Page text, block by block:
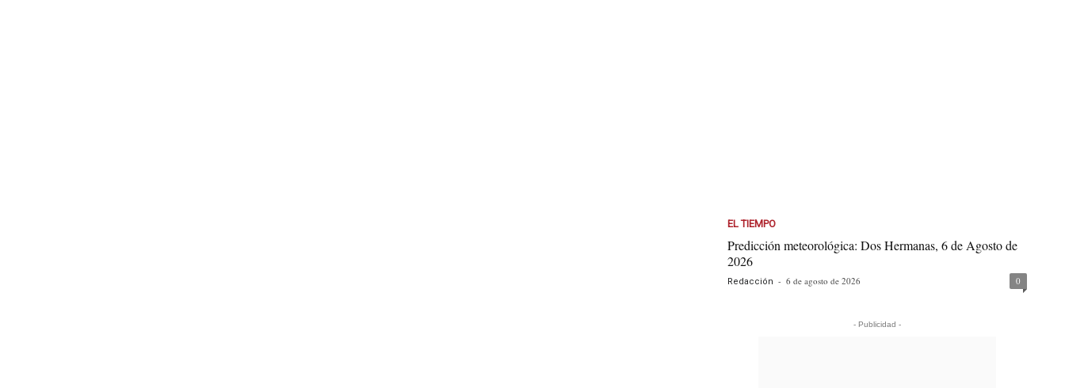
EL TIEMPO
Predicción meteorológica: Dos Hermanas, 6 de Agosto de
2026
Redacción - 6 de agosto de 2026 0
- Publicidad -